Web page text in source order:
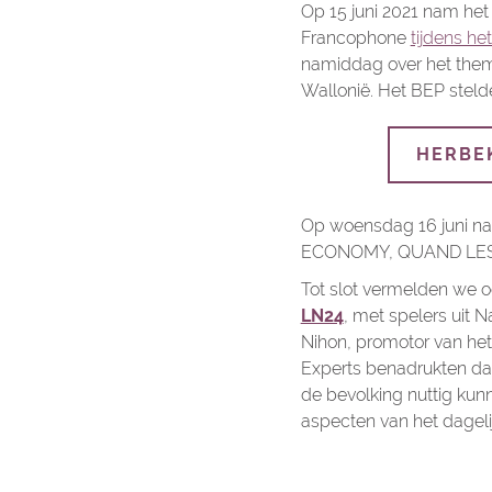
Op 15 juni 2021 nam
Francophone tijdens
namiddag over het
Wallonië. Het BEP
Op woensdag 16 juni
ECONOMY, QUAND
Tot slot vermelden we
LN24, met spelers uit
Nihon, promotor van
Experts benadrukten
de bevolking nuttig
aspecten van het